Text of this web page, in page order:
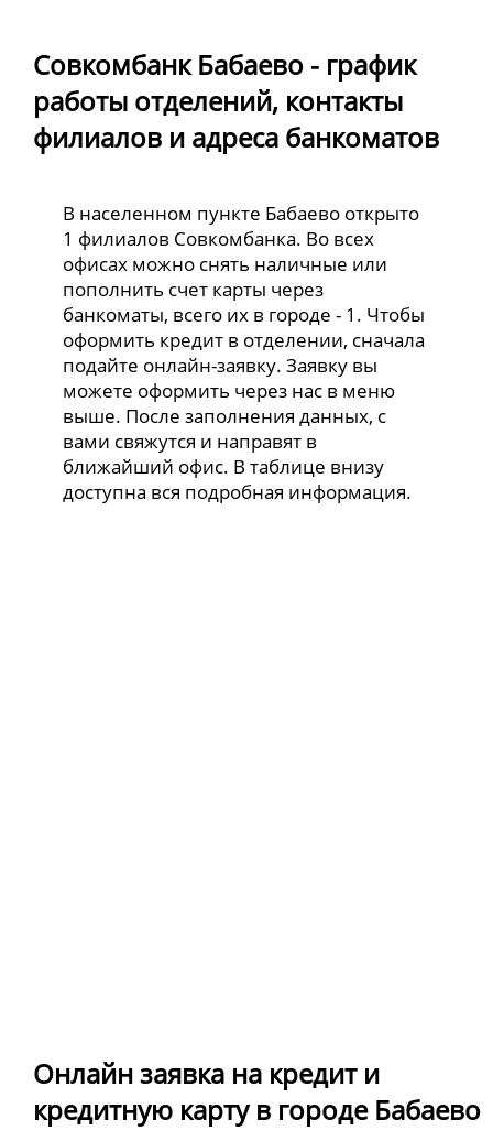
Совкомбанк Бабаево - график
работы отделений, контакты
филиалов и адреса банкоматов
В населенном пункте Бабаево открыто
1 филиалов Совкомбанка. Во всех
офисах можно снять наличные или
пополнить счет карты через
банкоматы, всего их в городе - 1. Чтобы
оформить кредит в отделении, сначала
подайте онлайн-заявку. Заявку вы
можете оформить через нас в меню
выше. После заполнения данных, с
вами свяжутся и направят в
ближайший офис. В таблице внизу
доступна вся подробная информация.
Онлайн заявка на кредит и
кредитную карту в городе Бабаево